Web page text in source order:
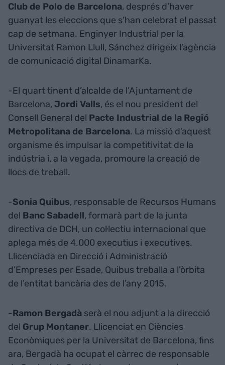
Club de Polo de Barcelona, després d’haver
guanyat les eleccions que s’han celebrat el passat
cap de setmana. Enginyer Industrial per la
Universitat Ramon Llull, Sánchez dirigeix l’agència
de comunicació digital DinamarKa.
-El quart tinent d’alcalde de l’Ajuntament de
Barcelona, Jordi Valls, és el nou president del
Consell General del Pacte Industrial de la Regió
Metropolitana de Barcelona. La missió d’aquest
organisme és impulsar la competitivitat de la
indústria i, a la vegada, promoure la creació de
llocs de treball.
-Sonia Quibus, responsable de Recursos Humans
del Banc Sabadell, formarà part de la junta
directiva de DCH, un col·lectiu internacional que
aplega més de 4.000 executius i executives.
Llicenciada en Direcció i Administració
d’Empreses per Esade, Quibus treballa a l’òrbita
de l’entitat bancària des de l’any 2015.
-Ramon Bergadà serà el nou adjunt a la direcció
del Grup Montaner. Llicenciat en Ciències
Econòmiques per la Universitat de Barcelona, fins
ara, Bergadà ha ocupat el càrrec de responsable